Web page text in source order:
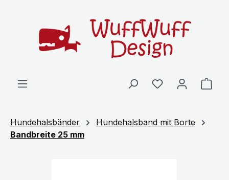
Hundehalsbänder
Hundehalsband mit Borte
Bandbreite 25 mm